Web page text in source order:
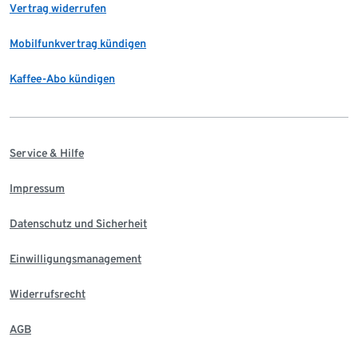
Vertrag widerrufen
Mobilfunkvertrag kündigen
Kaffee-Abo kündigen
Service & Hilfe
Impressum
Datenschutz und Sicherheit
Einwilligungsmanagement
Widerrufsrecht
AGB